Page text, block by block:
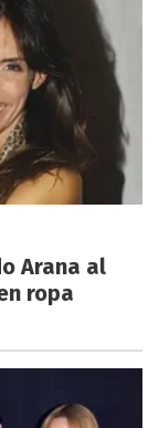
Arana al
ropa